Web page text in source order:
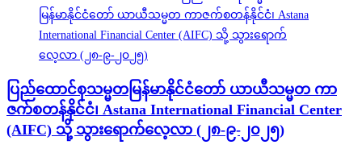
ပြည်ထောင်စုသမ္မတမြန်မာနိုင်ငံတော် ယာယီသမ္မတ ကာ
ဇက်စတန်နိုင်ငံ၊ Astana International Financial Center
(AIFC) သို့ သွားရောက်လေ့လာ (၂၈-၉-၂၀၂၅)